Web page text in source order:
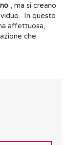
, ma si creano
In questo
affettuosa,
che